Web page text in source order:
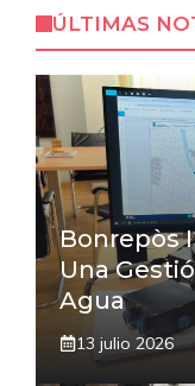
ÚLTIMAS
Bonrepòs
Una
Agua
13 julio 2026